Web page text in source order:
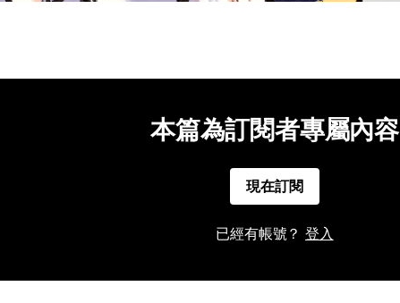
本篇為訂閱者專屬內容
現在訂閱
已經有帳號？ 登入